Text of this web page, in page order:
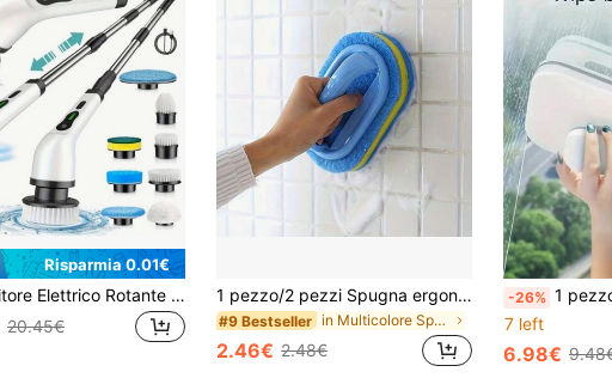
Risparmia 0.01€
1 Set Pulitore Elettrico Rotante per Pavimenti, Comprende 8 Testine Spazzola Sostituibili, Spazzola Elettrica Senza Fili con Manico Lungo Regolabile, Pulitore Ricaricabile per Doccia e Pavimenti, Adatto per Bagno, Cucina, Vasca da Bagno, Piastrelle, Box Doccia e Auto, Forniture per la Pulizia
20.45€
1 pezzo/2 pezzi Spugna ergonomica con impugnatura, design bicolore - Spazzola per pulizia manuale multiuso, adatta per vasca da bagno, cucina, bagno - Utilizzabile per pulire piastrelle, pentole e macchie, accessori da bagno
#9 Bestseller in Multicolore Spugne e pagliette abrasive
2.46€ 2.48€
-26% 1 pezzo Pulitore di finestre magnetico a doppia faccia ad alta resistenza, con
7 left
6.98€